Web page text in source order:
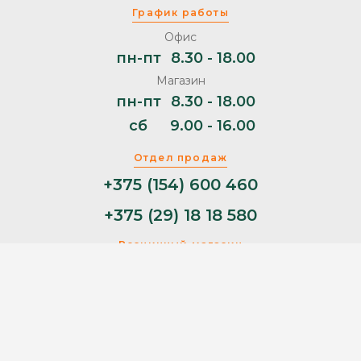
Отдел продаж
+375 (154) 600 460
+375 (29) 18 18 580
Розничный магазин
График работы
Офис
пн-пт 8.30 - 18.00
Магазин
пн-пт
8.30 - 18.00
сб
9.00 - 16.00